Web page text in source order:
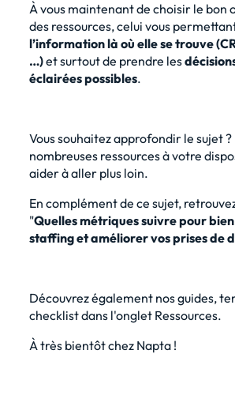
À vous maintenant de choisirle bon
des ressources, celui vous
l’information là où elle se trouve
…)et surtout de prendre les
éclairées possibles.
Vous souhaitez approfondir le sujet ?
nombreuses ressources à votre
aider à aller plus loin.
En complément de ce sujet,
"Quelles métriques suivre pour
staffing et améliorer vos prises de
Découvrez également nos guides,
checklist dans l'onglet Ressources.
À très bientôt chez Napta !